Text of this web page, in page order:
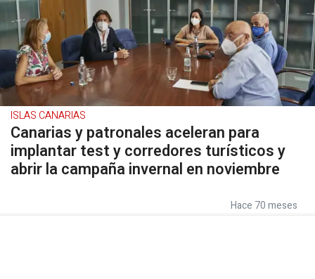
ISLAS CANARIAS
Canarias y patronales aceleran para
implantar test y corredores turísticos y
abrir la campaña invernal en noviembre
Hace 70 meses